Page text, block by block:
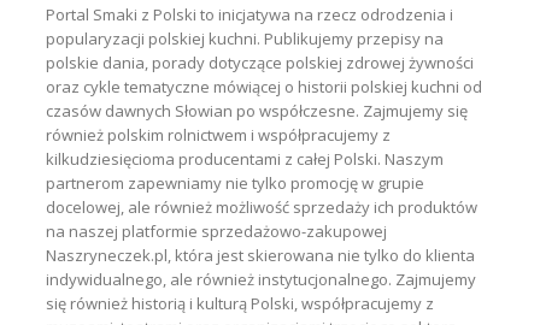
Portal Smaki z Polski to inicjatywa na rzecz odrodzenia i
popularyzacji polskiej kuchni. Publikujemy przepisy na
polskie dania, porady dotyczące polskiej zdrowej żywności
oraz cykle tematyczne mówiącej o historii polskiej kuchni od
czasów dawnych Słowian po współczesne. Zajmujemy się
również polskim rolnictwem i współpracujemy z
kilkudziesięcioma producentami z całej Polski. Naszym
partnerom zapewniamy nie tylko promocję w grupie
docelowej, ale również możliwość sprzedaży ich produktów
na naszej platformie sprzedażowo-zakupowej
Naszryneczek.pl, która jest skierowana nie tylko do klienta
indywidualnego, ale również instytucjonalnego. Zajmujemy
się również historią i kulturą Polski, współpracujemy z